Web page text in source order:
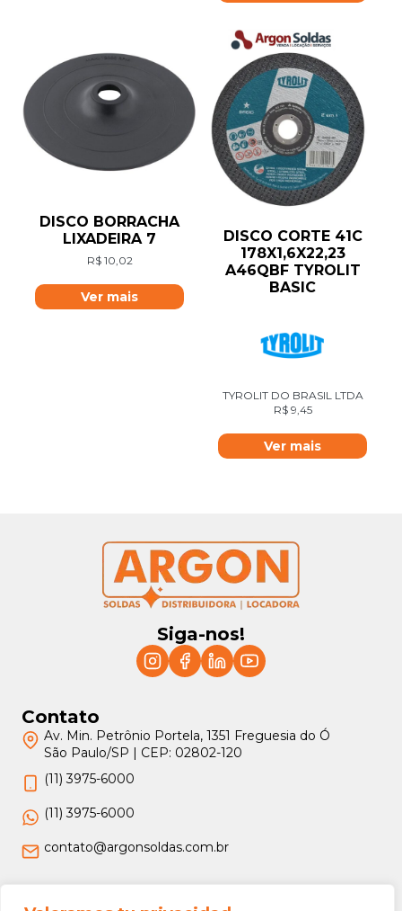
DISCO BORRACHA
LIXADEIRA 7
R$10,02
Ver mais
DISCO CORTE 41C
178X1,6X22,23
A46QBF TYROLIT
BASIC
TYROLIT DO BRASIL LTDA
R$9,45
Ver mais
Siga-nos!
Contato
Av. Min. Petrônio Portela, 1351 Freguesia do Ó
São Paulo/SP | CEP: 02802-120
(11) 3975-6000
(11) 3975-6000
contato@argonsoldas.com.br
Jurídico